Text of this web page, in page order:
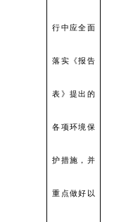
行中应全面
落实《报告
表》提出的
各项环境保
护措施，并
重点做好以